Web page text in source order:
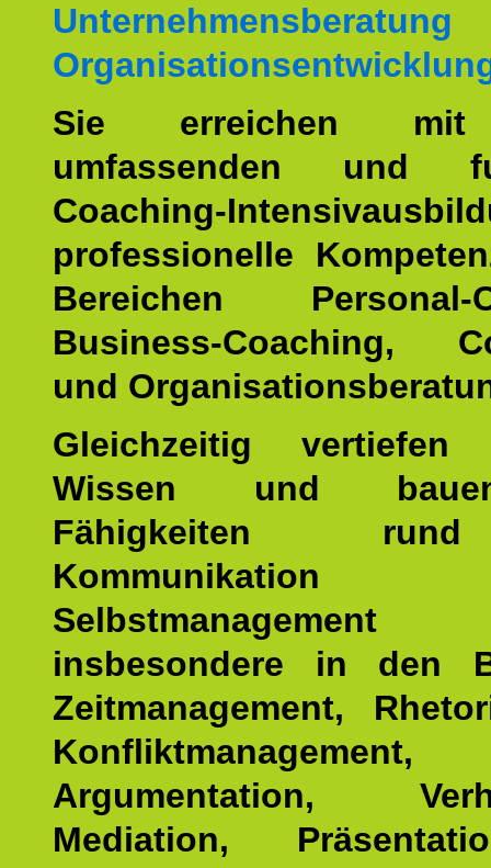
Sie erreichen mit
umfassenden und
Coaching-
professionelle
Bereichen Personal-
Business-Coaching,
und
Gleichzeitig
Wissen und
Fähigkeiten
insbesondere in den
Zeitmanagement,
Konfliktmanagement,
Argumentation,
Mediation,